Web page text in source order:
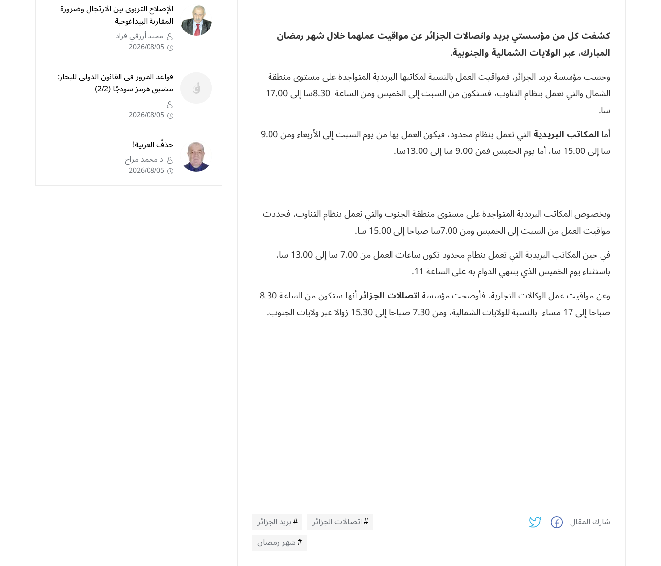
كشفت كل من مؤسستي بريد واتصالات الجزائر عن مواقيت عملهما خلال شهر رمضان
المبارك، عبر الولايات الشمالية والجنوبية.
وحسب مؤسسة بريد الجزائر، فمواقيت العمل بالنسبة لمكاتبها البريدية المتواجدة على مستوى منطقة
الشمال والتي تعمل بنظام التناوب، فستكون من السبت إلى الخميس ومن الساعة 8.30سا إلى 17.00
سا.
أماالمكاتب البريدية
التي تعمل بنظام محدود، فيكون العمل بها من يوم السبت إلى الأربعاء ومن 9.00
سا إلى 15.00 سا، أما يوم الخميس فمن 9.00 سا إلى 13.00سا.
وبخصوص المكاتب البريدية المتواجدة على مستوى منطقة الجنوب والتي تعمل بنظام التناوب، فحددت
مواقيت العمل من السبت إلى الخميس ومن 7.00سا صباحا إلى 15.00 سا.
في حين المكاتب البريدية التي تعمل بنظام محدود تكون ساعات العمل من 7.00 سا إلى 13.00 سا،
باستثناء يوم الخميس الذي ينتهي الدوام به على الساعة 11.
وعن مواقيت عمل الوكالات التجارية، فأوضحت مؤسسةاتصالات الجزائر
أنها ستكون من الساعة 8.30
صباحا إلى 17 مساء، بالنسبة للولايات الشمالية، ومن 7.30 صباحا إلى 15.30 زوالا عبر ولايات الجنوب.
شارك المقال اتصالات الجزائر
بريد الجزائر
شهر رمضان
الإصلاح التربوي بين الارتجال وضرورة
المقاربة البيداغوجية
محند أرزقي فراد
2026/08/05
قواعد المرور في القانون الدولي للبحار:
مضيق هرمز نموذجًا (2/2)
2026/08/05
حذفُ العربية!
د محمد مراح
2026/08/05